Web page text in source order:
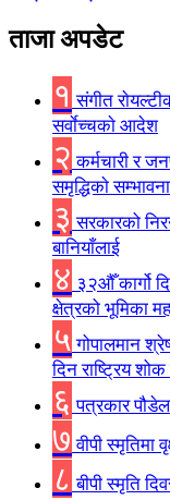
ताजा अपडेट
१ संगीत
सर्वाेच्चकाे आदेश
२ कर्मचारी र
समृद्धिकाे
३ सरकारको
बानियाँलाई
४ ३२औँ कार्गो
क्षेत्रको भूमिका
५ गोपालमान
दिन राष्ट्रिय
६ पत्रकार
७ वीपी स्मृतिमा
८ बीपी स्मृति